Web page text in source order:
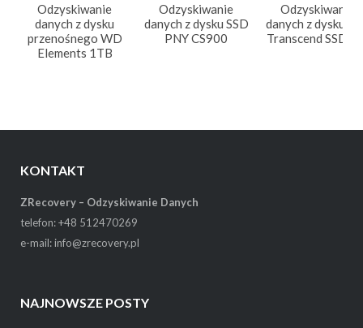
Odzyskiwanie
danych z dysku
przenośnego WD
Elements 1TB
Odzyskiwanie
danych z dysku SSD
PNY CS900
Odzyskiwanie
danych z dysku
Transcend
KONTAKT
ZRecovery – Odzyskiwanie Danych
telefon: +48 512470269
e-mail: info@zrecovery.pl
NAJNOWSZE POSTY